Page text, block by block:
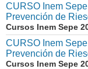
CURSO Inem
Prevención de
Cursos Inem Sepe
CURSO Inem
Prevención de
Cursos Inem Sepe